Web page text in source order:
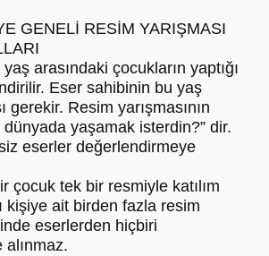
GENELİ RESİM YARIŞMASI
arasındaki çocukların yaptığı
Eser sahibinin bu yaş
gerekir. Resim yarışmasının
dünyada yaşamak isterdin?” dir.
eserler değerlendirmeye
çocuk tek bir resmiyle katılım
kişiye ait birden fazla resim
eserlerden hiçbiri